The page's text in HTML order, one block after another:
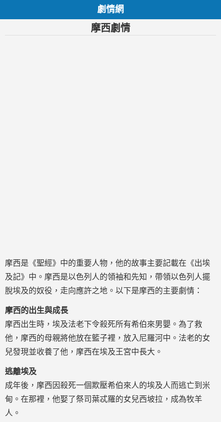
劇情網
摩西劇情
摩西是《聖經》中的重要人物，他的故事主要記載在《出埃
及記》中。摩西是以色列人的領袖和先知，帶領以色列人擺
脫埃及的奴役，走向應許之地。以下是摩西的主要劇情：
摩西的出生與成長
摩西出生時，埃及法老下令殺死所有希伯來男嬰。為了救
他，摩西的母親將他放在籃子裡，放入尼羅河中。法老的女
兒發現並收養了他，摩西在埃及王宮中長大。
逃離埃及
成年後，摩西因殺死一個欺壓希伯來人的埃及人而逃亡到米
甸。在那裡，他娶了祭司葉忒羅的女兒西坡拉，成為牧羊
人。